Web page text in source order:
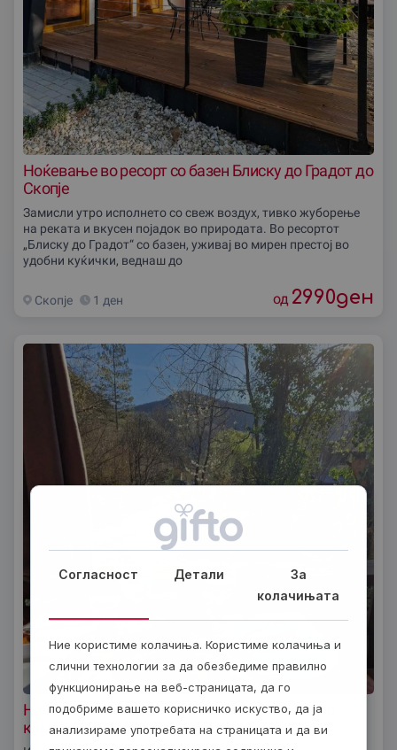
Ноќевање во ресорт со базен Блиску до Градот до
Скопjе
Замисли утро исполнето со свеж воздух, тивко жуборење
на реката и вкусен појадок во природата. Во ресортот
„Блиску до Градот“ со базен, уживај во мирен престој во
удобни куќички, веднаш до
Скопjе 1 ден од 2990ден
Ноќевање со појадок и спа уживање во Етно
комплекс во село Долна Белица
Согласност Детали
За
колачињата
Ние користиме колачиња. Користиме колачиња и
слични технологии за да обезбедиме правилно
функционирање на веб-страницата, да го
подобриме вашето корисничко искуство, да ја
анализираме употребата на страницата и да ви